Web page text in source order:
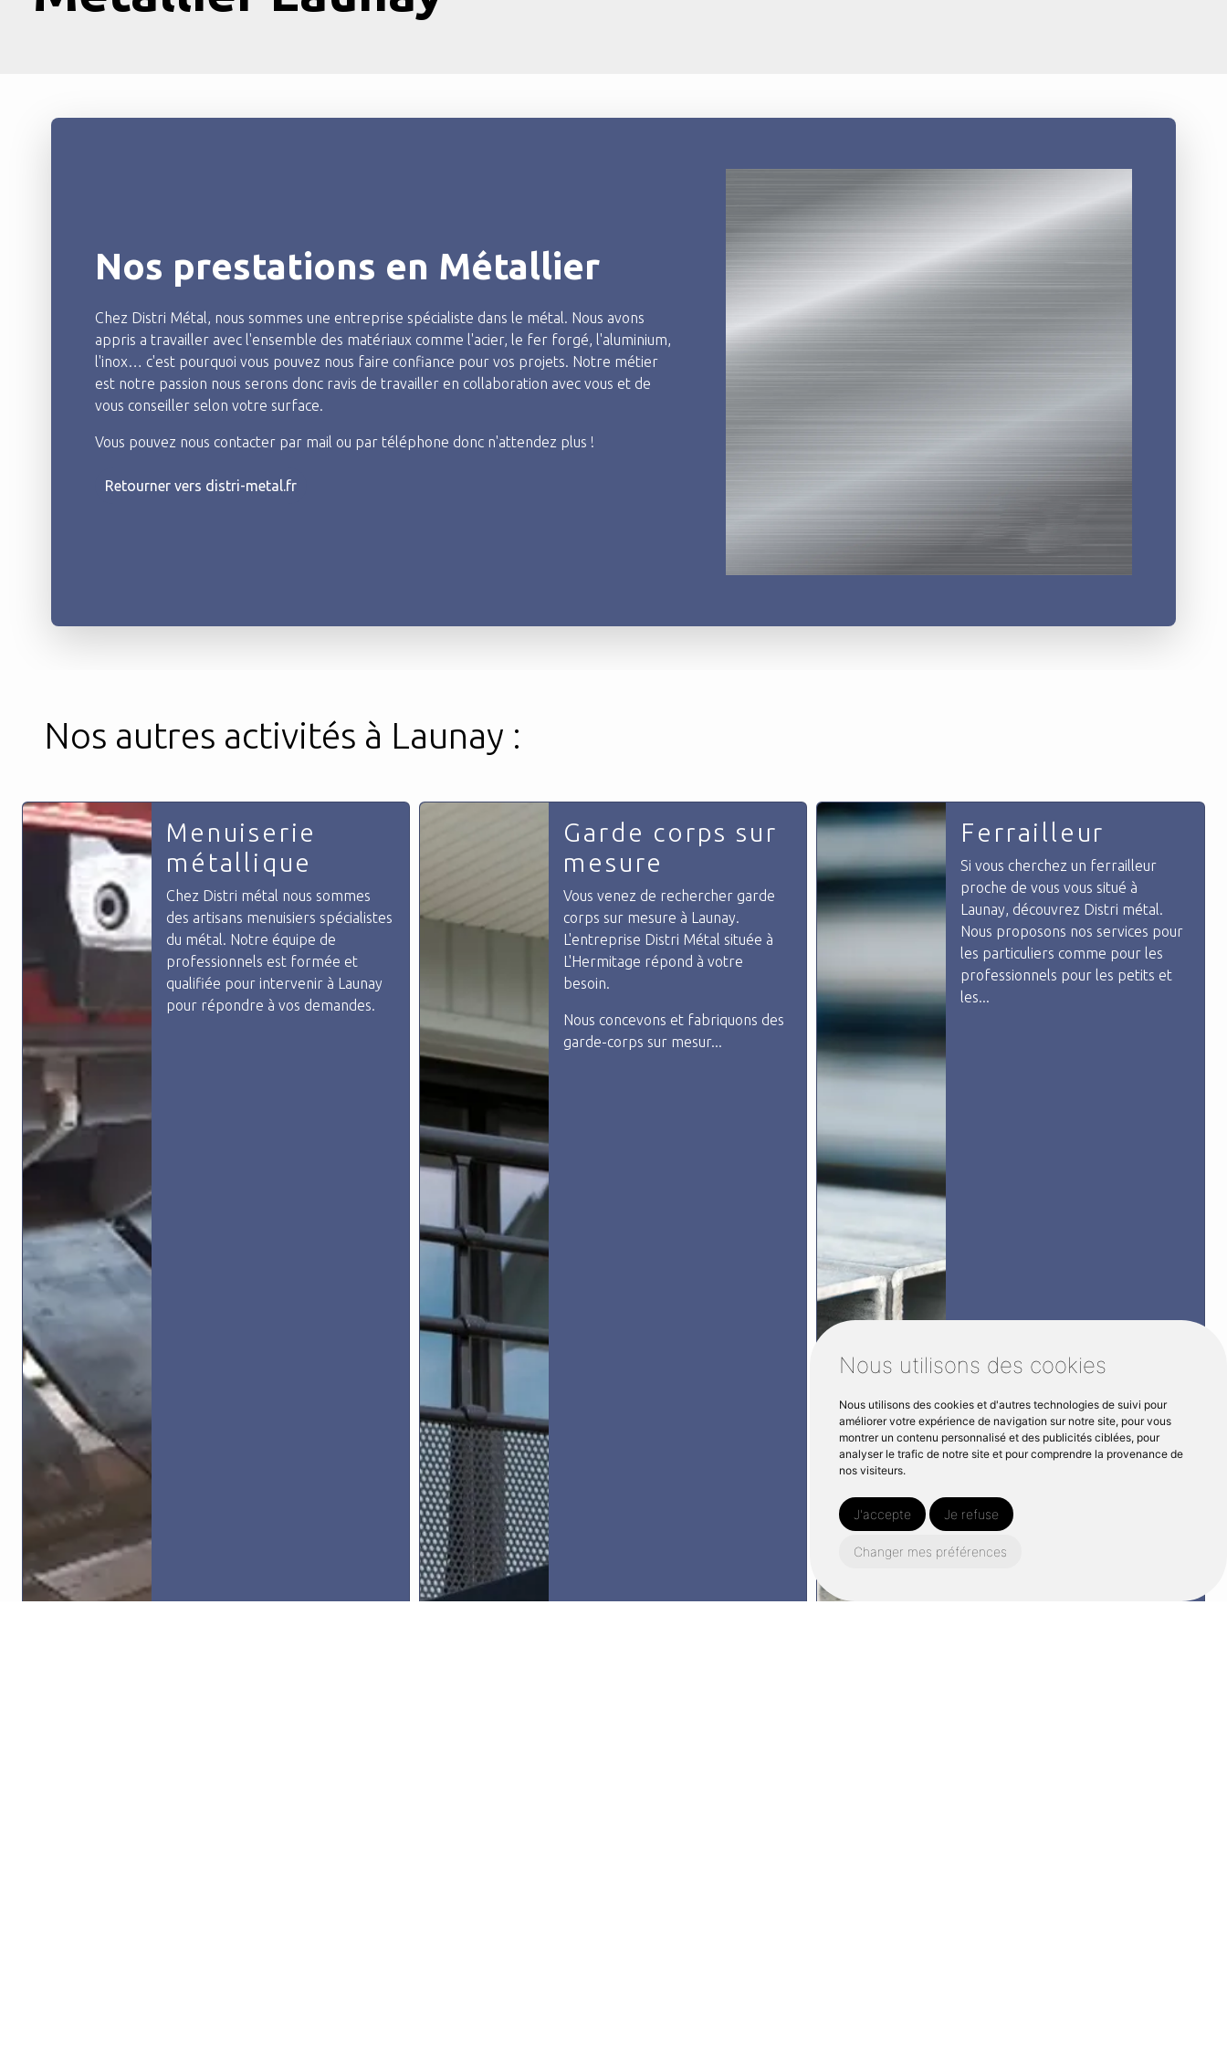
Nous utilisons des cookies
Nous utilisons des cookies et d'autres technologies de suivi pour
améliorer votre expérience de navigation sur notre site, pour vous
montrer un contenu personnalisé et des publicités ciblées, pour
analyser le trafic de notre site et pour comprendre la provenance de
nos visiteurs.
J'accepte Je refuse
Changer mes préférences
Nos prestations en Métallier
Chez Distri Métal, nous sommes une entreprise spécialiste dans le métal. Nous avons
appris a travailler avec l'ensemble des matériaux comme l'acier, le fer forgé, l'aluminium,
l'inox… c'est pourquoi vous pouvez nous faire confiance pour vos projets. Notre métier
est notre passion nous serons donc ravis de travailler en collaboration avec vous et de
vous conseiller selon votre surface.
Vous pouvez nous contacter par mail ou par téléphone donc n'attendez plus !
Retourner vers distri-metal.fr
Nos autres activités à Launay :
Garde corps sur
mesure
Vous venez de rechercher garde
corps sur mesure à Launay.
L'entreprise Distri Métal située à
L'Hermitage répond à votre
besoin.
Ferrailleur
Si vous cherchez un ferrailleur
proche de vous vous situé à
Launay, découvrez Distri métal.
Nous proposons nos services pour
les particuliers comme pour les
professionnels pour les petits et
Grille métal
Vous voulez ajouter une grille en
métal chez vous à Launay ? Faites
appel à Distri Métal pour vous
aider et vous conseiller sur le
modèle qui vous conviendra le
mieux. Les grilles métalliques so...